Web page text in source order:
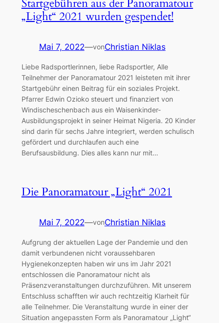
Startgebühren aus der Panoramatour
„Light“ 2021 wurden gespendet!
Mai 7, 2022—vonChristian Niklas
Liebe Radsportlerinnen, liebe Radsportler, Alle
Teilnehmer der Panoramatour 2021 leisteten mit ihrer
Startgebühr einen Beitrag für ein soziales Projekt.
Pfarrer Edwin Ozioko steuert und finanziert von
Windischeschenbach aus ein Waisenkinder-
Ausbildungsprojekt in seiner Heimat Nigeria. 20 Kinder
sind darin für sechs Jahre integriert, werden schulisch
gefördert und durchlaufen auch eine
Berufsausbildung. Dies alles kann nur mit…
Die Panoramatour „Light“ 2021
Mai 7, 2022—vonChristian Niklas
Aufgrung der aktuellen Lage der Pandemie und den
damit verbundenen nicht voraussehbaren
Hygienekonzepten haben wir uns im Jahr 2021
entschlossen die Panoramatour nicht als
Präsenzveranstaltungen durchzuführen. Mit unserem
Entschluss schafften wir auch rechtzeitig Klarheit für
alle Teilnehmer. Die Veranstaltung wurde in einer der
Situation angepassten Form als Panoramatour „Light“